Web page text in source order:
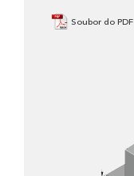
Soubor do PDF